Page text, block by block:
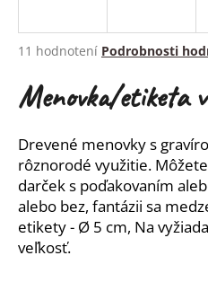
Priemerné
produktu
je
z
5
hviezdičiek.
11 hodnotení Podrobnosti
Menovka/etiketa
Drevené menovky s
rôznorodé využitie.
darček s poďakovaním
alebo bez, fantázii sa
etikety - Ø 5 cm, Na
veľkosť.
j
ť
?
HĽADAŤ